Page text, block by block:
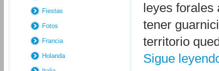
leyes
tener
territorio
Sigue
Fiestas
Fotos
Francia
Holanda